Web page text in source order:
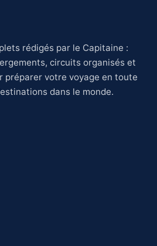
rédigés par le Capitaine :
circuits organisés et
préparer votre voyage en toute
dans le monde.